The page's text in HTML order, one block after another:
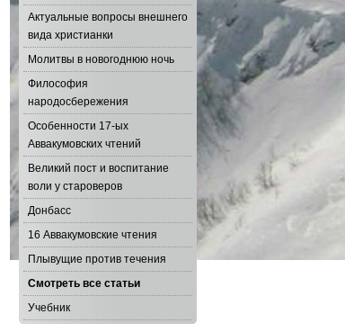
Актуальные вопросы внешнего
вида христианки
Молитвы в новогоднюю ночь
Философия
народосбережения
Особенности 17-ых
Аввакумовских чтений
Великий пост и воспитание
воли у староверов
Донбасс
16 Аввакумовские чтения
Плывущие против течения
Смотреть все статьи
Учебник